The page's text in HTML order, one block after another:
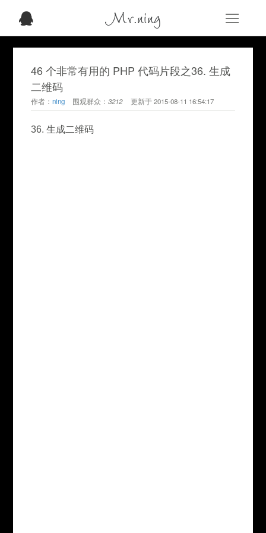
Mr.ning
46 个非常有用的 PHP 代码片段之36. 生成
二维码
作者：ning 围观群众：3212 更新于2015-08-11 16:54:17
36. 生成二维码